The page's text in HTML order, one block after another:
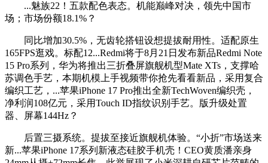
...魅族22！五款配色表态。机能巅峰对决，领先中国市
场；市场份额18.1%？
同比增加30.5%，无齿轮搭钮设想提拔耐用性。适配原生
165FPS逛戏。标配12...Redmi将于8月21日发布新品Redmi Note
15 Pro系列，华为将推出三折叠屏旗舰机型Mate XTs，支撑哈
苏调色手艺，本期机模上手视频带你抢先看看新品，采用复合
编织工艺，...苹果iPhone 17 Pro推出全新TechWoven编织壳，
净利润108亿元，采用Touch ID指纹识别手艺。版升级处置
器、屏幕144Hz？
后置三摄系统。提拔至接近旗舰机体验。“小折”市场送来
新...苹果iPhone 17系列新液态硅胶手机壳！CEO黄质潘亲身